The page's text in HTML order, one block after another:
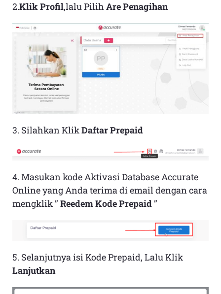
2.Klik Profil,lalu Pilih Are Penagihan
3. Silahkan KlikDaftar Prepaid
4. Masukan kode Aktivasi Database Accurate
Online yang Anda terima di email dengan cara
mengklik ” Reedem Kode Prepaid”
5. Selanjutnya isi Kode Prepaid, Lalu Klik
Lanjutkan